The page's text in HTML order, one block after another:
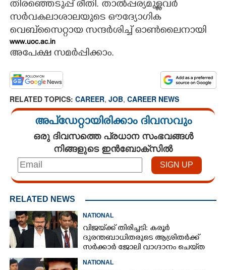
തിരഞ്ഞെടുപ്പ് രീതി. താൽപ്പര്യമുള്ളവർ
സർവകലാശാലയുടെ ഔദ്യോഗിക
വെബ്‌സൈറ്റായ
www.uoc.ac.in
സന്ദർശിച്ച് ഓൺലൈനായി
അപേക്ഷ സമർപ്പിക്കാം.
RELATED TOPICS: CAREER, JOB, CAREER NEWS
അപ്ഡേറ്റായിരിക്കാം ദിവസവും
ഒരു ദിവസത്തെ പ്രധാന സംഭവങ്ങൾ
നിങ്ങളുടെ ഇൻബോക്സിൽ
RELATED NEWS
NATIONAL
വിജയ്‌ക്ക് തിരിച്ചടി: കരൂർ
ദുരന്തബാധിതരുടെ ആശ്രിതർക്ക്
സർക്കാർ ജോലി വാഗ്ദാനം ചെയ്‌ത
NATIONAL